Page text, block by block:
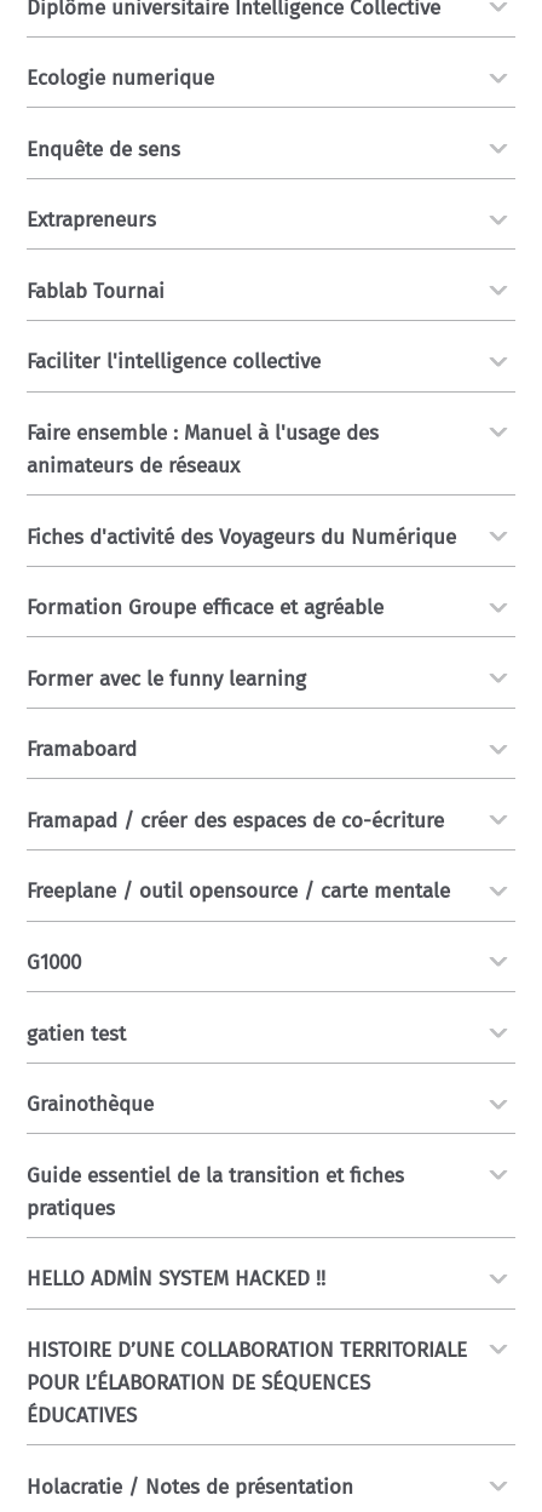
Diplôme universitaire Intelligence Collective
Ecologie numerique
Enquête de sens
Extrapreneurs
Fablab Tournai
Faciliter l'intelligence collective
Faire ensemble : Manuel à l'usage des
animateurs de réseaux
Fiches d'activité des Voyageurs du Numérique
Formation Groupe efficace et agréable
Former avec le funny learning
Framaboard
Framapad / créer des espaces de co-écriture
Freeplane / outil opensource / carte mentale
G1000
gatien test
Grainothèque
Guide essentiel de la transition et fiches
pratiques
HELLO ADMİN SYSTEM HACKED !!
HISTOIRE D’UNE COLLABORATION TERRITORIALE
POUR L’ÉLABORATION DE SÉQUENCES
ÉDUCATIVES
Holacratie / Notes de présentation